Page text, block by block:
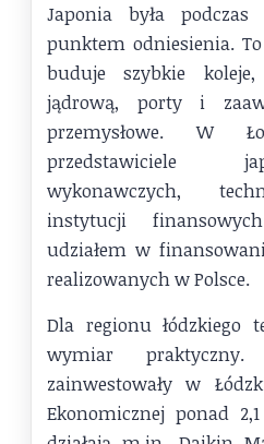
Japonia była
punktem odniesienia.
buduje szybkie
jądrową, porty i
przemysłowe. W
przedstawiciele
wykonawczych,
instytucji
udziałem w
realizowanych w Polsce.
Dla regionu łódzkiego
wymiar
zainwestowały w
Ekonomicznej ponad